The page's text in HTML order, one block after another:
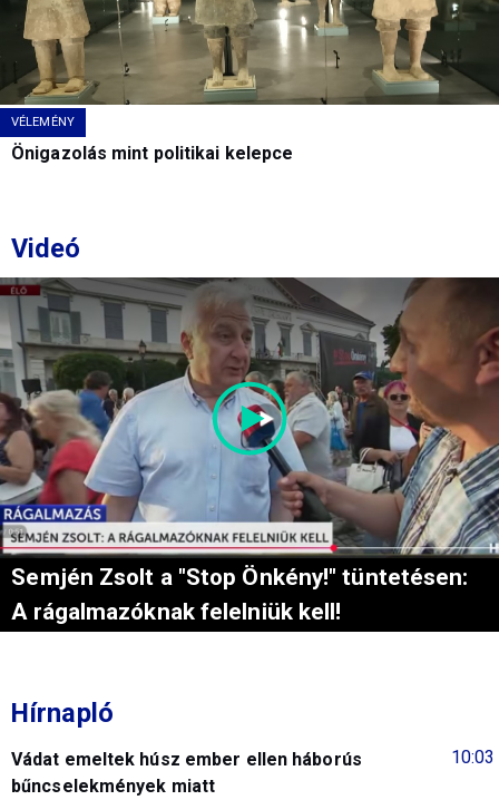
VÉLEMÉNY
Önigazolás mint politikai kelepce
Videó
Semjén Zsolt a "Stop Önkény!" tüntetésen:
A rágalmazóknak felelniük kell!
Hírnapló
10:03
Vádat emeltek húsz ember ellen háborús
bűncselekmények miatt